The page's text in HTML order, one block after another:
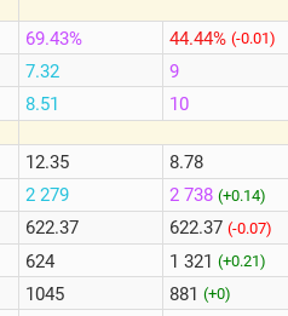
69.43%
7.32
8.51
12.35
2 279
622.37
624
1045
44.44% (-0.01)
9
10
8.78
2 738 (+0.14)
622.37 (-0.07)
1 321 (+0.21)
881 (+0)